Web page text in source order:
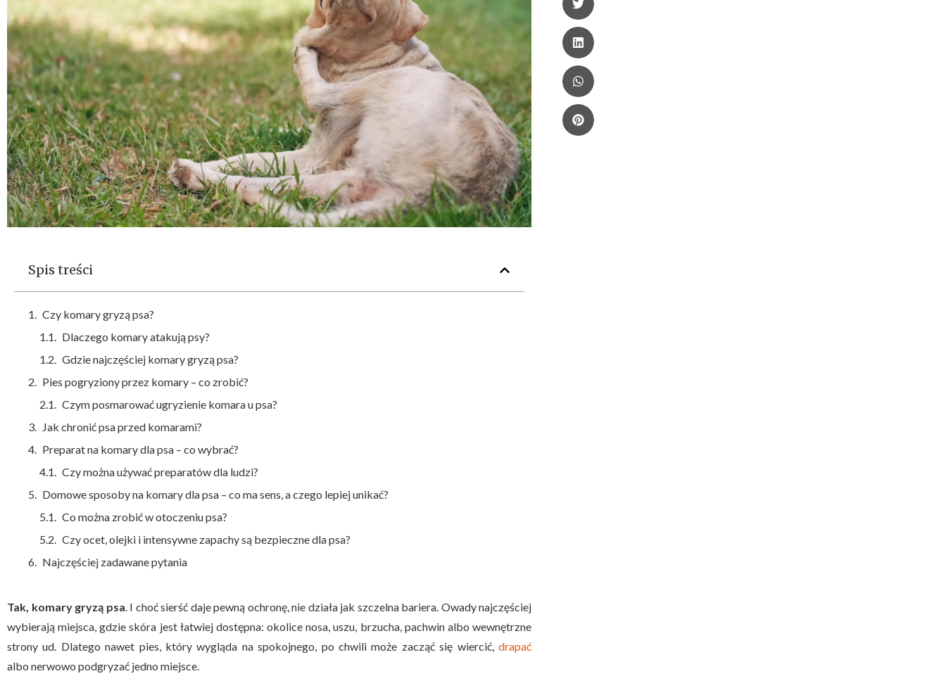
Spis treści
Czy komary gryzą psa?
Dlaczego komary atakują psy?
Gdzie najczęściej komary gryzą psa?
Pies pogryziony przez komary – co zrobić?
Czym posmarować ugryzienie komara u psa?
Jak chronić psa przed komarami?
Preparat na komary dla psa – co wybrać?
Czy można używać preparatów dla ludzi?
Domowe sposoby na komary dla psa – co ma sens, a czego lepiej unikać?
Co można zrobić w otoczeniu psa?
Czy ocet, olejki i intensywne zapachy są bezpieczne dla psa?
Najczęściej zadawane pytania
Tak, komary gryzą psa. I choć sierść daje pewną ochronę, nie działa jak szczelna bariera. Owady najczęściej
wybierają miejsca, gdzie skóra jest łatwiej dostępna: okolice nosa, uszu, brzucha, pachwin albo wewnętrzne
strony ud. Dlatego nawet pies, który wygląda na spokojnego, po chwili może zacząć się wiercić, drapać
albo nerwowo podgryzać jedno miejsce.